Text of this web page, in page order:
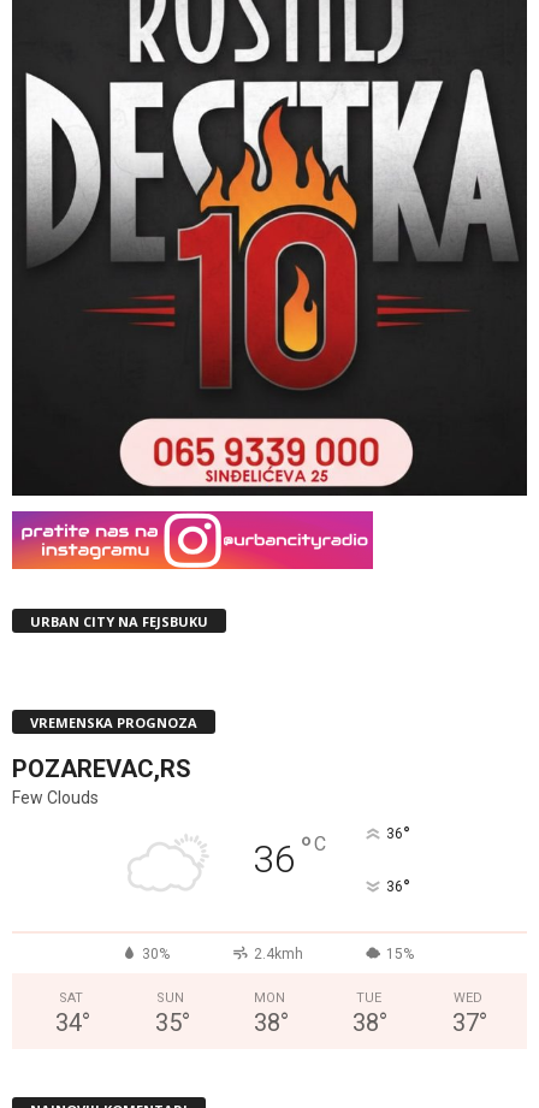
URBAN CITY NA FEJSBUKU
VREMENSKA PROGNOZA
POZAREVAC,RS
Few Clouds
36 °C 36°
36°
30% 2.4kmh 15%
SAT
34°
SUN
35°
MON
38°
TUE
38°
WED
37°